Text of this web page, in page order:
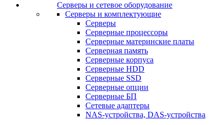
Серверы и сетевое оборудование
Серверы и комплектующие
Серверы
Серверные процессоры
Серверные материнские платы
Серверная память
Серверные корпуса
Серверные HDD
Серверные SSD
Серверные опции
Серверные БП
Сетевые адаптеры
NAS-устройства, DAS-устройства